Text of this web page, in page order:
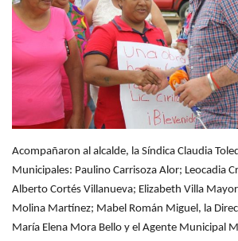
Acompañaron al alcalde, la Síndica Claudia
Municipales: Paulino Carrisoza Alor; Leocadia
Alberto Cortés Villanueva; Elizabeth Villa
Molina Martínez; Mabel Román Miguel, la
María Elena Mora Bello y el Agente Municipal